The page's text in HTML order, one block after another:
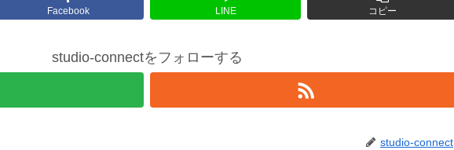
Facebook LINE コピー
studio-connectをフォローする
studio-connect